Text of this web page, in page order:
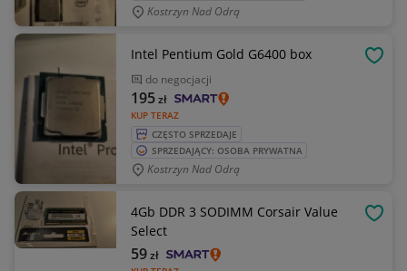
Kostrzyn Nad Odrą
Intel Pentium Gold G6400 box
do negocjacji
KUP TERAZ
195zł
CZĘSTO SPRZEDAJE
SPRZEDAJĄCY: OSOBA PRYWATNA
Kostrzyn Nad Odrą
4Gb DDR 3 SODIMM Corsair Value
Select
59zł